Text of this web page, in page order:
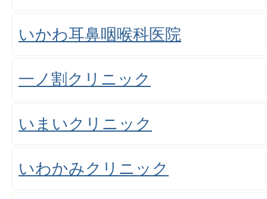
いかわ耳鼻咽喉科医院
一ノ割クリニック
いまいクリニック
いわかみクリニック